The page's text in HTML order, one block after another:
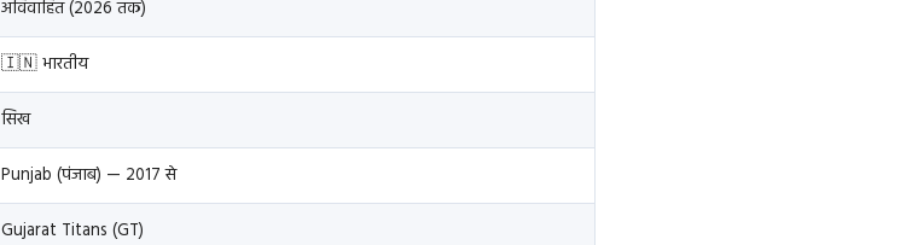
अविवाहित (2026 तक)
🇮🇳 भारतीय
सिख
Punjab (पंजाब) — 2017 से
Gujarat Titans (GT)